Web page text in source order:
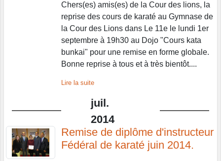
Chers(es) amis(es) de la Cour des lions, la
reprise des cours de karaté au Gymnase de
la Cour des Lions dans Le 11e le lundi 1er
septembre à 19h30 au Dojo "Cours kata
bunkai" pour une remise en forme globale.
Bonne reprise à tous et à très bientôt....
Lire la suite
juil.
2014
Remise de diplôme d'instructeur
Fédéral de karaté juin 2014.